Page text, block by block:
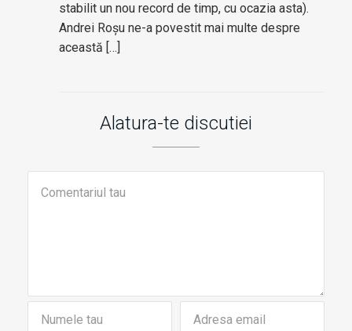
stabilit un nou record de timp, cu ocazia asta).
Andrei Roșu ne-a povestit mai multe despre
această […]
Alatura-te discutiei